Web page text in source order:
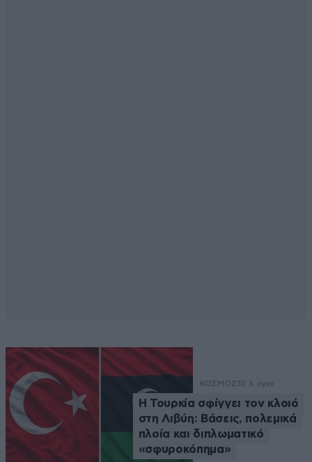
ΚΟΣΜΟΣ 10 λ. πριν
Η Τουρκία σφίγγει τον κλοιό
στη Λιβύη: Βάσεις, πολεμικά
πλοία και διπλωματικό
«σφυροκόπημα»